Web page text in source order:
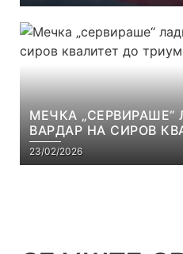
МЕЧКА
ВАРДАР НА СИРОВ
ВО АВТОКОМАНДА
23/02/2026